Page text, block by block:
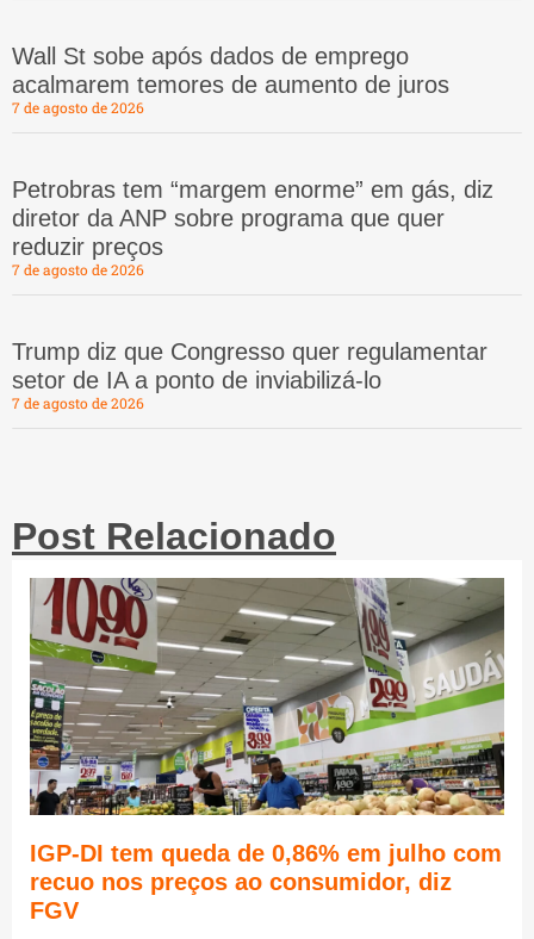
Wall St sobe após dados de emprego
acalmarem temores de aumento de juros
7 de agosto de 2026
Petrobras tem “margem enorme” em gás, diz
diretor da ANP sobre programa que quer
reduzir preços
7 de agosto de 2026
Trump diz que Congresso quer regulamentar
setor de IA a ponto de inviabilizá-lo
7 de agosto de 2026
Post Relacionado
IGP-DI tem queda de 0,86% em julho com
recuo nos preços ao consumidor, diz
FGV